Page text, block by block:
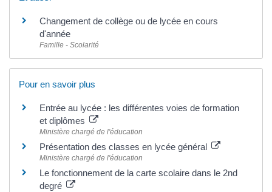
Changement de collège ou de lycée en cours
d'année
Famille - Scolarité
Pour en savoir plus
Entrée au lycée : les différentes voies de formation
et diplômes
Ministère chargé de l'éducation
Présentation des classes en lycée général
Ministère chargé de l'éducation
Le fonctionnement de la carte scolaire dans le 2nd
degré